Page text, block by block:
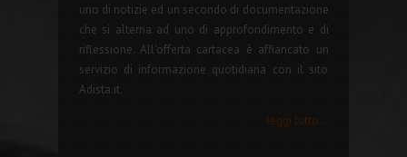
uno di notizie ed un secondo di documentazione
che si alterna ad uno di approfondimento e di
riflessione. All'offerta cartacea è affiancato un
servizio di informazione quotidiana con il sito
Adista.it.
leggi tutto...